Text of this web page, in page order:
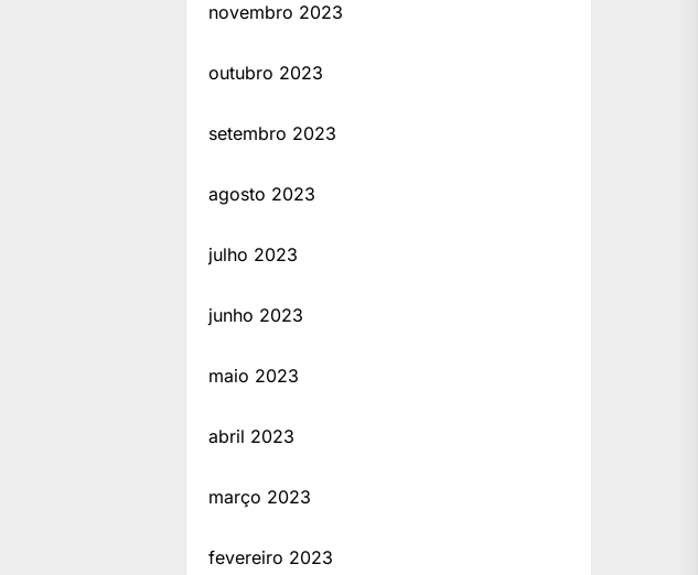
novembro 2023
outubro 2023
setembro 2023
agosto 2023
julho 2023
junho 2023
maio 2023
abril 2023
março 2023
fevereiro 2023